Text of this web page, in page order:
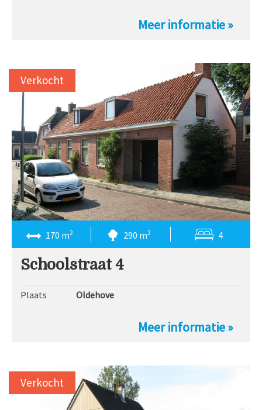
Meer informatie »
170 m2 290 m2 4
Schoolstraat 4
Plaats Oldehove
Meer informatie »
Verkocht
Verkocht